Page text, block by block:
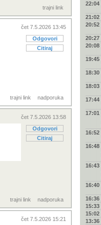
trajni link
čet 7.5.2026 13:45
Odgovori
Citiraj
trajni link nadporuka
čet 7.5.2026 13:58
Odgovori
Citiraj
trajni link nadporuka
čet 7.5.2026 15:21
22:04
21:02
20:52
20:27
20:08
19:45
18:30
18:03
17:44
17:01
16:52
16:48
16:43
16:40
16:36
15:33
15:02
13:36